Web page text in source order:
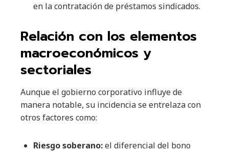
en la contratación de préstamos sindicados.
Relación con los elementos
macroeconómicos y
sectoriales
Aunque el gobierno corporativo influye de
manera notable, su incidencia se entrelaza con
otros factores como:
Riesgo soberano:el diferencial del bono